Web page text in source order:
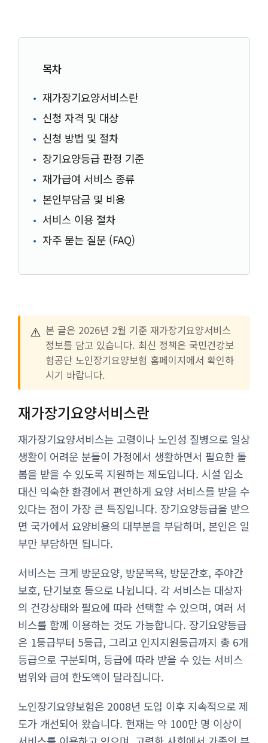
목차
재가장기요양서비스란
신청 자격 및 대상
신청 방법 및 절차
장기요양등급 판정 기준
재가급여 서비스 종류
본인부담금 및 비용
서비스 이용 절차
자주 묻는 질문 (FAQ)
⚠️ 본 글은 2026년 2월 기준 재가장기요양서비스
정보를 담고 있습니다. 최신 정책은 국민건강보
험공단 노인장기요양보험 홈페이지에서 확인하
시기 바랍니다.
재가장기요양서비스란
재가장기요양서비스는 고령이나 노인성 질병으로 일상
생활이 어려운 분들이 가정에서 생활하면서 필요한 돌
봄을 받을 수 있도록 지원하는 제도입니다. 시설 입소
대신 익숙한 환경에서 편안하게 요양 서비스를 받을 수
있다는 점이 가장 큰 특징입니다. 장기요양등급을 받으
면 국가에서 요양비용의 대부분을 부담하며, 본인은 일
부만 부담하면 됩니다.
서비스는 크게 방문요양, 방문목욕, 방문간호, 주야간
보호, 단기보호 등으로 나뉩니다. 각 서비스는 대상자
의 건강상태와 필요에 따라 선택할 수 있으며, 여러 서
비스를 함께 이용하는 것도 가능합니다. 장기요양등급
은 1등급부터 5등급, 그리고 인지지원등급까지 총 6개
등급으로 구분되며, 등급에 따라 받을 수 있는 서비스
범위와 급여 한도액이 달라집니다.
노인장기요양보험은 2008년 도입 이후 지속적으로 제
도가 개선되어 왔습니다. 현재는 약 100만 명 이상이